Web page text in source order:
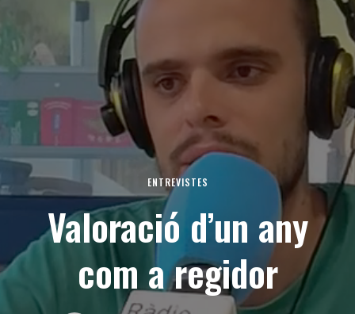
ENTREVISTES
Valoració d’un any
com a regidor